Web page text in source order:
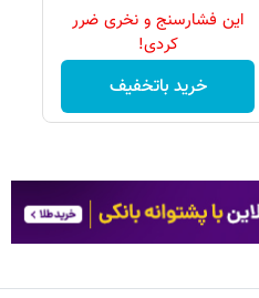
این فشارسنج و نخری ضرر
کردی!
خرید باتخفیف